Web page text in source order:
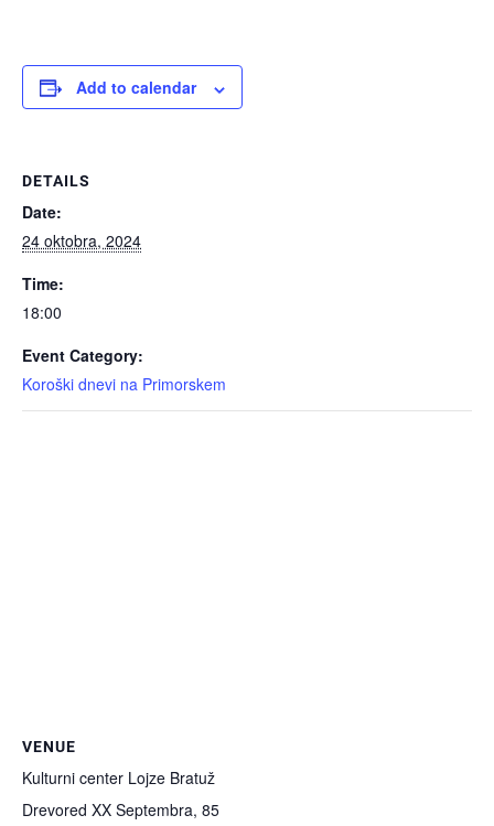
Add to calendar
DETAILS
Date:
24 oktobra, 2024
Time:
18:00
Event Category:
Koroški dnevi na Primorskem
VENUE
Kulturni center Lojze Bratuž
Drevored XX Septembra, 85